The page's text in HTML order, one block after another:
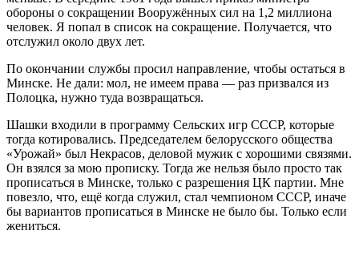
обороны о сокращении Вооружённых сил на 1,2 миллиона
человек. Я попал в список на сокращение. Получается, что
отслужил около двух лет.
По окончании службы просил направление, чтобы остаться в
Минске. Не дали: мол, не имеем права — раз призвался из
Полоцка, нужно туда возвращаться.
Шашки входили в программу Сельских игр СССР, которые
тогда котировались. Председателем белорусского общества
«Урожай» был Некрасов, деловой мужик с хорошими связями.
Он взялся за мою прописку. Тогда же нельзя было просто так
прописаться в Минске, только с разрешения ЦК партии. Мне
повезло, что, ещё когда служил, стал чемпионом СССР, иначе
бы вариантов прописаться в Минске не было бы. Только если
жениться.